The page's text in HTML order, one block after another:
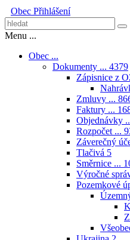
Obec Přihlášení
Menu ...
Obec ...
Dokumenty ... 4379
Zápisnice z
Zmluvy ...
Faktury ...
Objednávky
Rozpočet ...
Záverečný
Tlačivá 5
Směrnice ...
Výročné
Pozemkové